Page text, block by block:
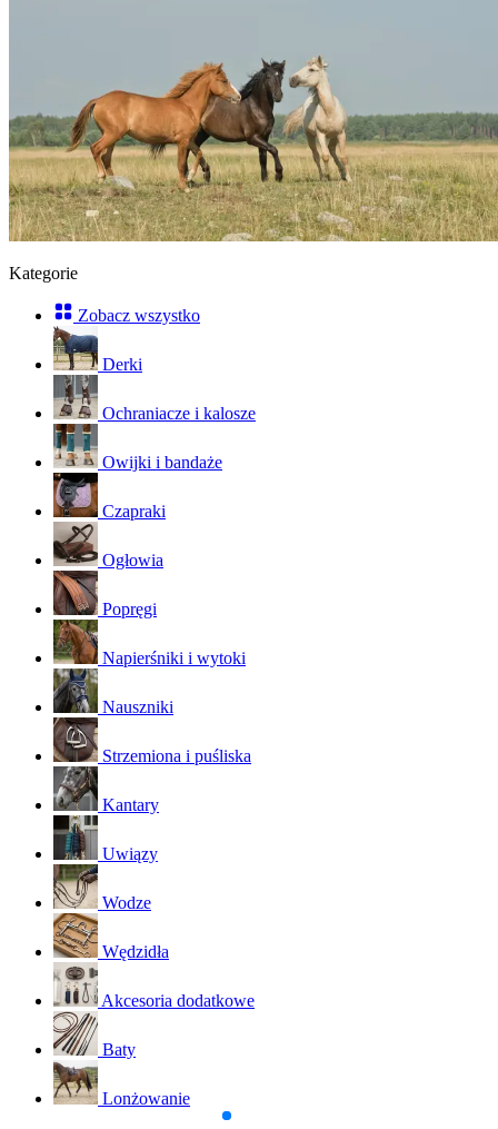
Kategorie
Zobacz wszystko
Derki
Ochraniacze i kalosze
Owijki i bandaże
Czapraki
Ogłowia
Popręgi
Napierśniki i wytoki
Nauszniki
Strzemiona i puśliska
Kantary
Uwiązy
Wodze
Wędzidła
Akcesoria dodatkowe
Baty
Lonżowanie